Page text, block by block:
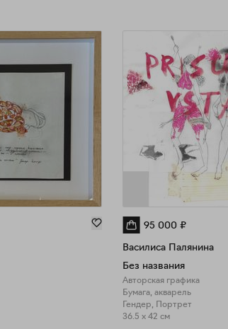
95 000 ₽
Василиса Палянина
Без названия
Авторская графика
Бумага, акварель
Гендер, Портрет
36.5 x 42 см